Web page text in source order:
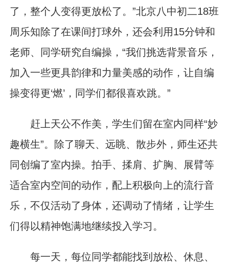
了，整个人变得更放松了。”北京八中初二18班
周乐知除了在课间打球外，还会利用15分钟和
老师、同学研究自编操，“我们挑选背景音乐，
加入一些更具韵律和力量美感的动作，让自编
操变得更‘燃’，同学们都很喜欢跳。”
赶上天公不作美，学生们留在室内同样“妙
趣横生”。除了聊天、远眺、散步外，师生还共
同创编了室内操。拍手、揉肩、扩胸、展臂等
适合室内空间的动作，配上积极向上的流行音
乐，不仅活动了身体，还调动了情绪，让学生
们得以精神饱满地继续投入学习。
每一天，每位同学都能找到放松、休息、